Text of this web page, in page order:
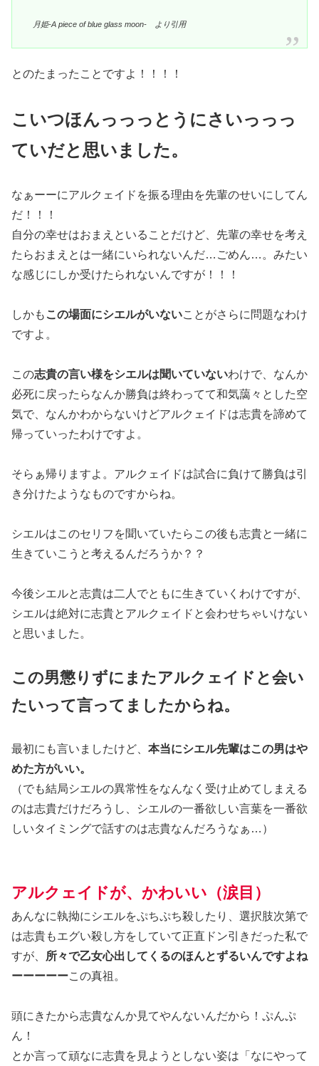
月姫-A piece of blue glass moon- より引用
とのたまったことですよ！！！！
こいつほんっっっとうにさいっっっ
ていだと思いました。
なぁーーにアルクェイドを振る理由を先輩のせいにしてん
だ！！！
自分の幸せはおまえといることだけど、先輩の幸せを考え
たらおまえとは一緒にいられないんだ…ごめん…。みたい
な感じにしか受けたられないんですが！！！
しかも この場面にシエルがいないことがさらに問題なわけ
ですよ。
この志貴の言い様をシエルは聞いていないわけで、なんか
必死に戻ったらなんか勝負は終わってて和気藹々とした空
気で、なんかわからないけどアルクェイドは志貴を諦めて
帰っていったわけですよ。
そらぁ帰りますよ。アルクェイドは試合に負けて勝負は引
き分けたようなものですからね。
シエルはこのセリフを聞いていたらこの後も志貴と一緒に
生きていこうと考えるんだろうか？？
今後シエルと志貴は二人でともに生きていくわけですが、
シエルは絶対に志貴とアルクェイドと会わせちゃいけない
と思いました。
この男懲りずにまたアルクェイドと会い
たいって言ってましたからね。
最初にも言いましたけど、 本当にシエル先輩はこの男はや
めた方がいい。
（でも結局シエルの異常性をなんなく受け止めてしまえる
のは志貴だけだろうし、シエルの一番欲しい言葉を一番欲
しいタイミングで話すのは志貴なんだろうなぁ…）
アルクェイドが、かわいい（涙目）
あんなに執拗にシエルをぷちぷち殺したり、選択肢次第で
は志貴もエグい殺し方をしていて正直ドン引きだった私で
すが、
所々で乙女心出してくるのほんとずるいんですよね
ーーーーーこの真祖。
頭にきたから志貴なんか見てやんないんだから！ぷんぷ
ん！
とか言って頑なに志貴を見ようとしない姿は「なにやって